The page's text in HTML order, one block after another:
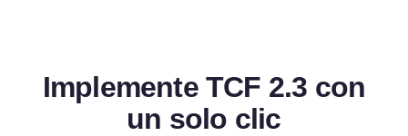
Implemente TCF 2.3 con
un solo clic